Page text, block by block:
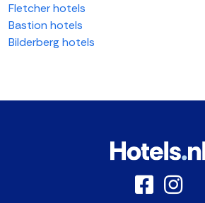
Fletcher hotels
Bastion hotels
Bilderberg hotels